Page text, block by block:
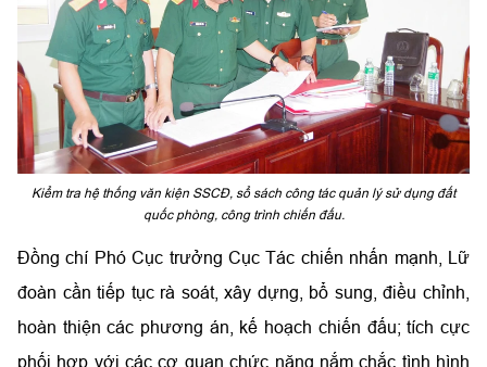
Kiểm tra hệ thống văn kiện SSCĐ, sổ sách công tác quản lý sử dụng đất
quốc phòng, công trình chiến đấu.
Đồng chí Phó Cục trưởng Cục Tác chiến nhấn mạnh, Lữ
đoàn cần tiếp tục rà soát, xây dựng, bổ sung, điều chỉnh,
hoàn thiện các phương án, kế hoạch chiến đấu; tích cực
phối hợp với các cơ quan chức năng nắm chắc tình hình